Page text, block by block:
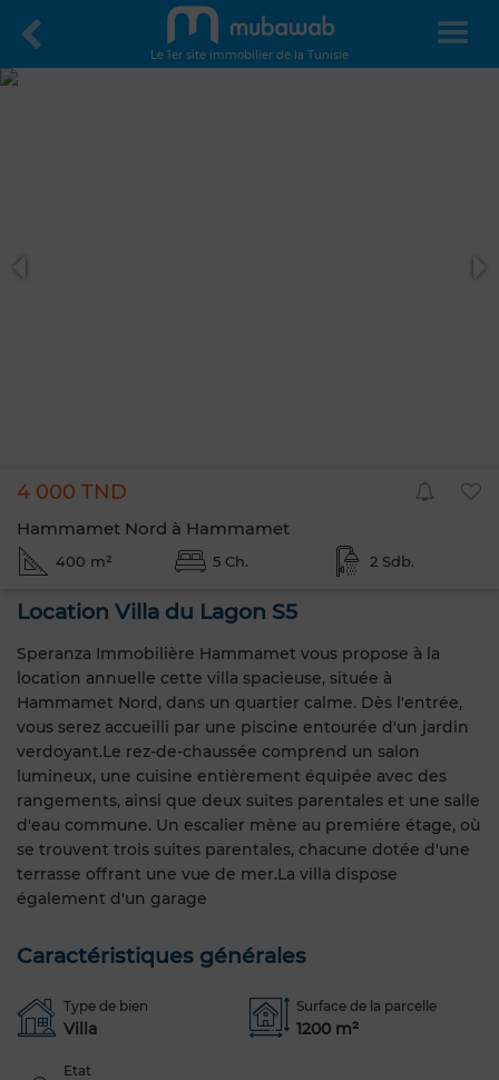
Le 1er site immobilier de la Tunisie
4 000 TND
Hammamet Nord à Hammamet
400 m² 5 Ch. 2 Sdb.
Location Villa du Lagon S5
Speranza Immobilière Hammamet vous propose à la
location annuelle cette villa spacieuse, située à
Hammamet Nord, dans un quartier calme. Dès l'entrée,
vous serez accueilli par une piscine entourée d'un jardin
verdoyant.Le rez-de-chaussée comprend un salon
lumineux, une cuisine entièrement équipée avec des
rangements, ainsi que deux suites parentales et une salle
d'eau commune. Un escalier mène au premiére étage, où
se trouvent trois suites parentales, chacune dotée d'une
terrasse offrant une vue de mer.La villa dispose
également d'un garage
Caractéristiques générales
Type de bien
Villa
Surface de la parcelle
1200 m²
Etat